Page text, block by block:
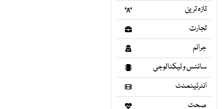
تازہ ترین
تجارت
جرائم
سائنس و ٹیکنالوجی
انٹرٹینمنٹ
صحت